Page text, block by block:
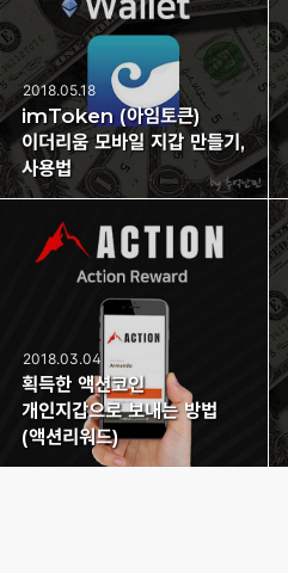
2018.05.18
imToken (아임토큰)
이더리움 모바일 지갑 만들기,
사용법
2018.03.04
획득한 액션코인
개인지갑으로 보내는 방법
(액션리워드)